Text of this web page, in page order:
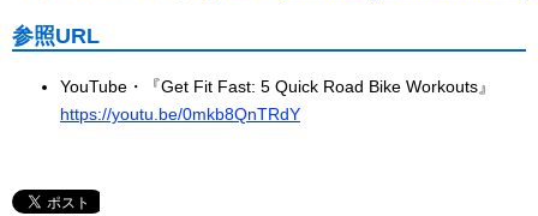
参照URL
YouTube・『Get Fit Fast: 5 Quick Road Bike Workouts』
https://youtu.be/0mkb8QnTRdY